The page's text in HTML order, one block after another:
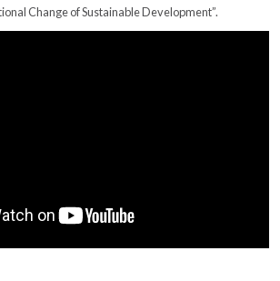
Change of Sustainable Development”.